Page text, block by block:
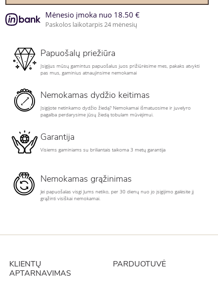
Mėnesio įmoka nuo 18.50 €
Paskolos laikotarpis 24 mėnesių
Papuošalų priežiūra
Įsigijus mūsų gamintus papuošalus juos prižiūrėsime mes, pakaks atvykti
pas mus, gaminius atnaujinsime nemokamai
Nemokamas dydžio keitimas
Įsigijote netinkamo dydžio žiedą? Nemokamai išmatuosime ir juvelyro
pagalba perdarysime jūsų žiedą tobulam mūvėjimui.
Garantija
Visiems gaminiams su briliantais taikoma 3 metų garantija
Nemokamas grąžinimas
Jei papuošalas visgi Jums netiko, per 30 dienų nuo jo įsigijimo galėsite jį
grąžinti visiškai nemokamai.
KLIENTŲ
APTARNAVIMAS
PARDUOTUVĖ